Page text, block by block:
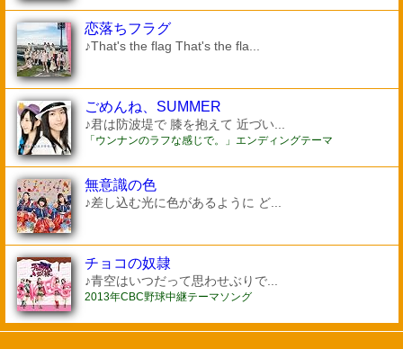
恋落ちフラグ
♪That's the flag That's the fla...
ごめんね、SUMMER
♪君は防波堤で 膝を抱えて 近づい...
「ウンナンのラフな感じで。」エンディングテーマ
無意識の色
♪差し込む光に色があるように ど...
チョコの奴隷
♪青空はいつだって思わせぶりで...
2013年CBC野球中継テーマソング